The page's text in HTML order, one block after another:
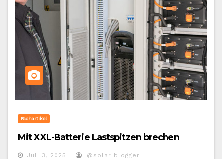
Fachartikel
Mit XXL-Batterie Lastspitzen brechen
Juli 3, 2025 @solar_blogger